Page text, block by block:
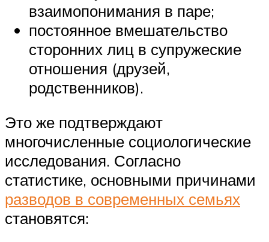
взаимопонимания в паре;
постоянное вмешательство
сторонних лиц в супружеские
отношения (друзей,
родственников).
Это же подтверждают
многочисленные социологические
исследования. Согласно
статистике, основными причинами
разводов в современных семьях
становятся: